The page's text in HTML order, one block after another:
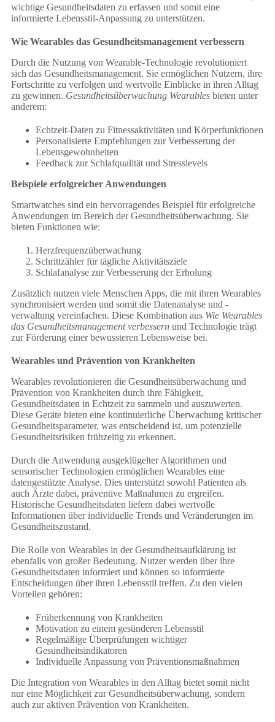
wichtige Gesundheitsdaten zu erfassen und somit eine
informierte Lebensstil-Anpassung zu unterstützen.
Wie Wearables das Gesundheitsmanagement verbessern
Durch die Nutzung von Wearable-Technologie revolutioniert
sich das Gesundheitsmanagement. Sie ermöglichen Nutzern, ihre
Fortschritte zu verfolgen und wertvolle Einblicke in ihren Alltag
zu gewinnen. Gesundheitsüberwachung Wearables bieten unter
anderem:
Echtzeit-Daten zu Fitnessaktivitäten und Körperfunktionen
Personalisierte Empfehlungen zur Verbesserung der
Lebensgewohnheiten
Feedback zur Schlafqualität und Stresslevels
Beispiele erfolgreicher Anwendungen
Smartwatches sind ein hervorragendes Beispiel für erfolgreiche
Anwendungen im Bereich der Gesundheitsüberwachung. Sie
bieten Funktionen wie:
Herzfrequenzüberwachung
Schrittzähler für tägliche Aktivitätsziele
Schlafanalyse zur Verbesserung der Erholung
Zusätzlich nutzen viele Menschen Apps, die mit ihren Wearables
synchronisiert werden und somit die Datenanalyse und -
verwaltung vereinfachen. Diese Kombination aus Wie Wearables
das Gesundheitsmanagement verbessern und Technologie trägt
zur Förderung einer bewussteren Lebensweise bei.
Wearables und Prävention von Krankheiten
Wearables revolutionieren die Gesundheitsüberwachung und
Prävention von Krankheiten durch ihre Fähigkeit,
Gesundheitsdaten in Echtzeit zu sammeln und auszuwerten.
Diese Geräte bieten eine kontinuierliche Überwachung kritischer
Gesundheitsparameter, was entscheidend ist, um potenzielle
Gesundheitsrisiken frühzeitig zu erkennen.
Durch die Anwendung ausgeklügelter Algorithmen und
sensorischer Technologien ermöglichen Wearables eine
datengestützte Analyse. Dies unterstützt sowohl Patienten als
auch Ärzte dabei, präventive Maßnahmen zu ergreifen.
Historische Gesundheitsdaten liefern dabei wertvolle
Informationen über individuelle Trends und Veränderungen im
Gesundheitszustand.
Die Rolle von Wearables in der Gesundheitsaufklärung ist
ebenfalls von großer Bedeutung. Nutzer werden über ihre
Gesundheitsdaten informiert und können so informierte
Entscheidungen über ihren Lebensstil treffen. Zu den vielen
Vorteilen gehören:
Früherkennung von Krankheiten
Motivation zu einem gesünderen Lebensstil
Regelmäßige Überprüfungen wichtiger
Gesundheitsindikatoren
Individuelle Anpassung von Präventionsmaßnahmen
Die Integration von Wearables in den Alltag bietet somit nicht
nur eine Möglichkeit zur Gesundheitsüberwachung, sondern
auch zur aktiven Prävention von Krankheiten.